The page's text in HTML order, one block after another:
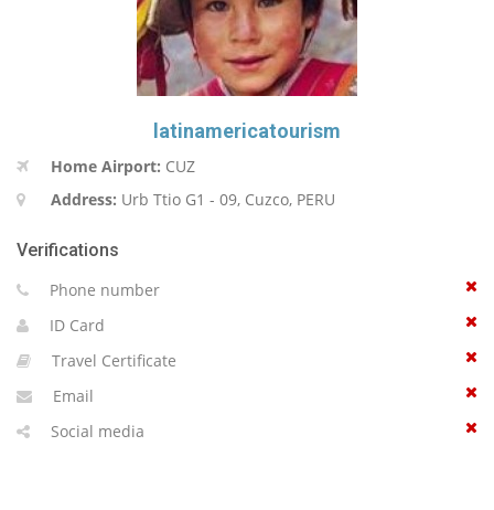
latinamericatourism
Home Airport: CUZ
Address: Urb Ttio G1 - 09, Cuzco, PERU
Verifications
Phone number
ID Card
Travel Certificate
Email
Social media